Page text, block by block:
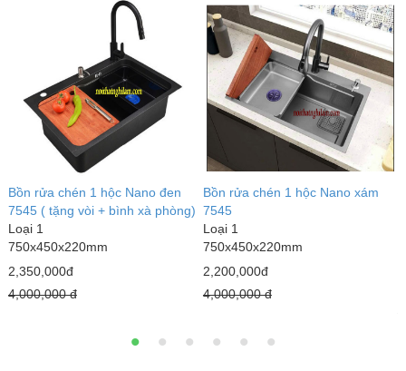
Bồn rửa chén 1 hộc Nano xám
7545
750x450x220mm
2,200,000đ
4,000,000 đ
Chậu Rửa chén Nano vàng
Loại 1
820x450x230mm
2,000,000đ